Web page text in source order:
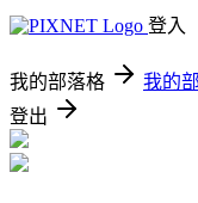
登入
我的部落格 我的
登出